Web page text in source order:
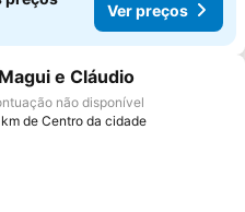
Ver preços
aos favoritos
e Cláudio
não disponível
de Centro da cidade